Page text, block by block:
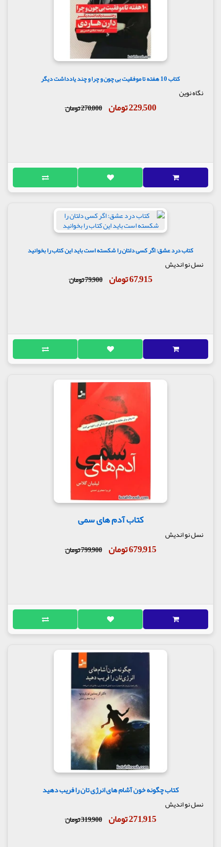
کتاب 10 هفته تا موفقیت بی چون و چرا و چند یادداشت دیگر
نگاه نوین
229,500 تومان 270,000 تومان
کتاب درد عشق: اگر کسی دلتان را شکسته است باید این کتاب را بخوانید
نسل نو اندیش
67,915 تومان 79,900 تومان
کتاب آدم های سمی
نسل نو اندیش
679,915 تومان 799,900 تومان
کتاب چگونه خون آشام های انرژی تان را فریب دهید
نسل نو اندیش
271,915 تومان 319,900 تومان